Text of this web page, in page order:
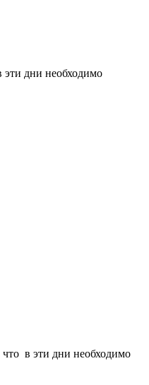
эти дни необходимо
в эти дни необходимо